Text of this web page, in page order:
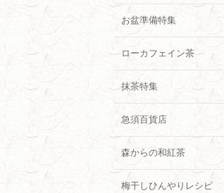
お盆準備特集
ローカフェイン茶
抹茶特集
急須百貨店
森からの和紅茶
梅干しひんやりレシピ